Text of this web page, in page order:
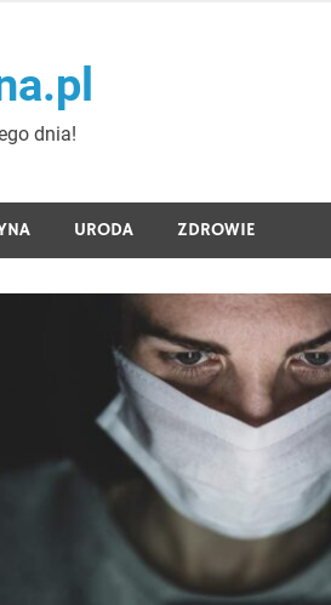
dnia!
URODA ZDROWIE